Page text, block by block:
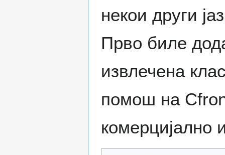
некои други
Прво биле
извлечена
помош на
комерцијално